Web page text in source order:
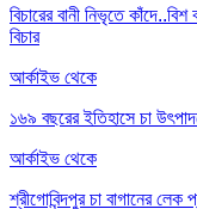
বিচারের বানী নিভৃতে
বিচার
আর্কাইভ থেকে
১৬৯ বছরের ইতিহাসে চা
আর্কাইভ থেকে
শ্রীগোবিন্দপুর চা বাগানের লেক